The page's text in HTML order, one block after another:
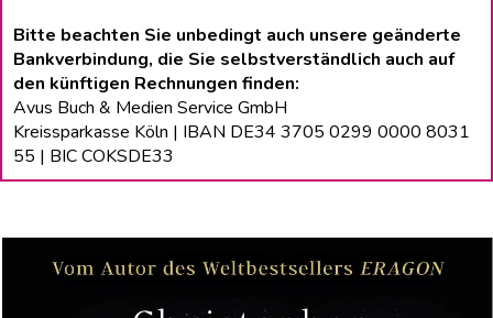
Bitte beachten Sie unbedingt auch unsere geänderte
Bankverbindung, die Sie selbstverständlich auch auf
den künftigen Rechnungen finden:
Avus Buch & Medien Service GmbH
Kreissparkasse Köln | IBAN DE34 3705 0299 0000 8031
55 | BIC COKSDE33